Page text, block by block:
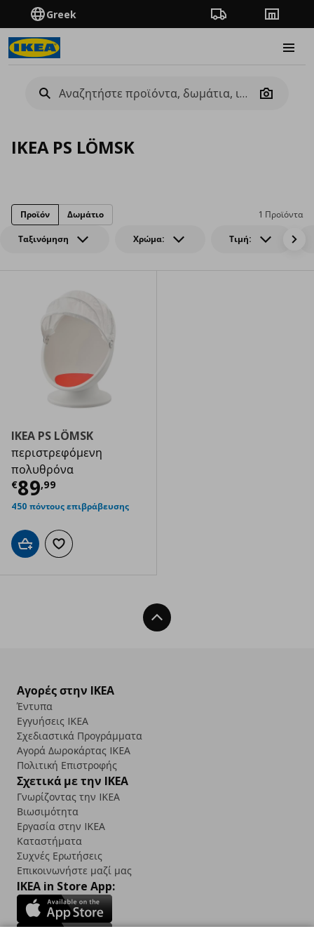
Greek Πορεία παραγγελίας
Camera
IKEA PS LÖMSK
Ταξινόμηση Χρώμα: Τιμή:
1 Προϊόντα
Προϊόν Δωμάτιο
IKEA PS LÖMSK
περιστρεφόμενη
πολυθρόνα
€89,99
Τρέχουσα τιμή
450 πόντους επιβράβευσης
Προσθήκη στο καλάθι
Προσθήκη στα αγαπημένα
Back To Top
Αγορές στην IKEA
Έντυπα
Εγγυήσεις IKEA
Σχεδιαστικά Προγράμματα
Αγορά Δωρoκάρτας IKEA
Πολιτική Επιστροφής
Σχετικά με την IKEA
Γνωρίζοντας την IKEA
Βιωσιμότητα
Εργασία στην IKEA
Καταστήματα
Συχνές Ερωτήσεις
Επικοινωνήστε μαζί μας
IKEA in Store App: